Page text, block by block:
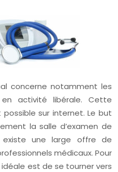
concerne notamment les
activité libérale. Cette
sur internet. Le but
la salle d’examen de
une large offre de
médicaux. Pour
est de se tourner vers